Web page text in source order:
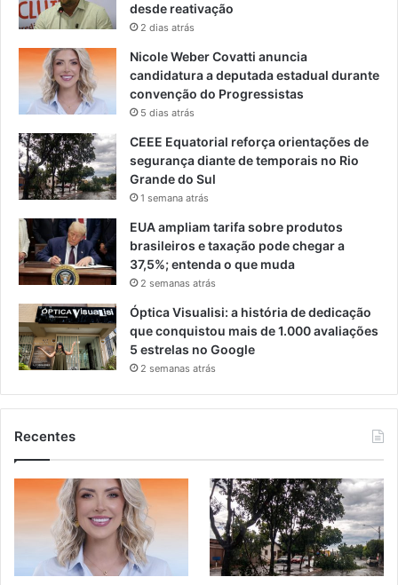
desde reativação
2 dias atrás
Nicole Weber Covatti anuncia
candidatura a deputada estadual durante
convenção do Progressistas
5 dias atrás
CEEE Equatorial reforça orientações de
segurança diante de temporais no Rio
Grande do Sul
1 semana atrás
EUA ampliam tarifa sobre produtos
brasileiros e taxação pode chegar a
37,5%; entenda o que muda
2 semanas atrás
Óptica Visualisi: a história de dedicação
que conquistou mais de 1.000 avaliações
5 estrelas no Google
2 semanas atrás
Recentes